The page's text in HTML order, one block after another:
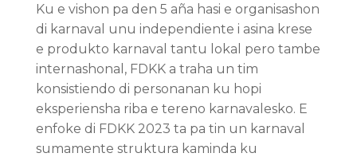
Ku e vishon pa den 5 aña hasi e organisashon
di karnaval unu independiente i asina krese
e produkto karnaval tantu lokal pero tambe
internashonal, FDKK a traha un tim
konsistiendo di personanan ku hopi
eksperiensha riba e tereno karnavalesko. E
enfoke di FDKK 2023 ta pa tin un karnaval
sumamente struktura kaminda ku